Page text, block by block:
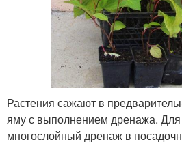
Растения сажают в
яму с выполнением дренажа. Для
многослойный дренаж в